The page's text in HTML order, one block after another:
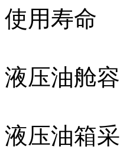
使用寿命
液压油舱
液压油箱